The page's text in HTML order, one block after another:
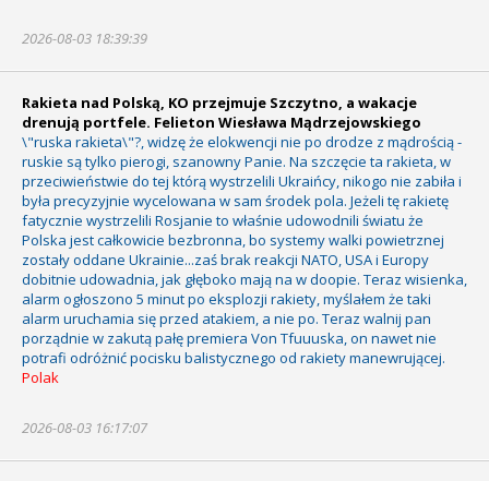
2026-08-03 18:39:39
Rakieta nad Polską, KO przejmuje Szczytno, a wakacje
drenują portfele. Felieton Wiesława Mądrzejowskiego
\"ruska rakieta\"?, widzę że elokwencji nie po drodze z mądrością -
ruskie są tylko pierogi, szanowny Panie. Na szczęcie ta rakieta, w
przeciwieństwie do tej którą wystrzelili Ukraińcy, nikogo nie zabiła i
była precyzyjnie wycelowana w sam środek pola. Jeżeli tę rakietę
fatycznie wystrzelili Rosjanie to właśnie udowodnili światu że
Polska jest całkowicie bezbronna, bo systemy walki powietrznej
zostały oddane Ukrainie...zaś brak reakcji NATO, USA i Europy
dobitnie udowadnia, jak głęboko mają na w doopie. Teraz wisienka,
alarm ogłoszono 5 minut po eksplozji rakiety, myślałem że taki
alarm uruchamia się przed atakiem, a nie po. Teraz walnij pan
porządnie w zakutą pałę premiera Von Tfuuuska, on nawet nie
potrafi odróżnić pocisku balistycznego od rakiety manewrującej.
Polak
2026-08-03 16:17:07